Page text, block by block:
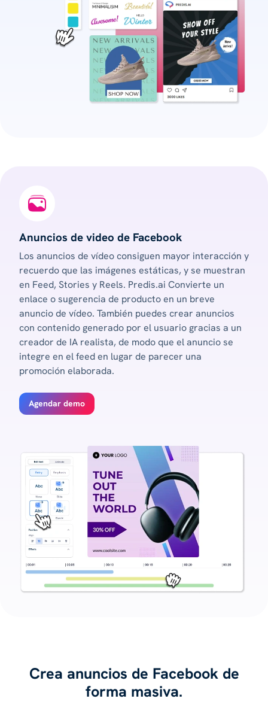
Anuncios de video de Facebook
Los anuncios de vídeo consiguen mayor interacción y
recuerdo que las imágenes estáticas, y se muestran
en Feed, Stories y Reels. Predis.ai Convierte un
enlace o sugerencia de producto en un breve
anuncio de vídeo. También puedes crear anuncios
con contenido generado por el usuario gracias a un
creador de IA realista, de modo que el anuncio se
integre en el feed en lugar de parecer una
promoción elaborada.
Agendar demo
Crea anuncios de Facebook de
forma masiva.